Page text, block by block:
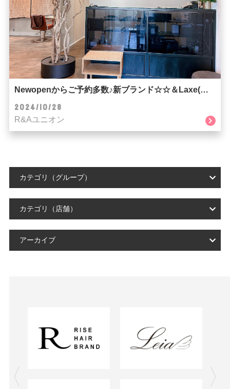
Newopenからご予約多数♪新ブランド☆☆＆Laxe(ラクス)☆☆
2024/10/28
R&Aユニオン
カテゴリ（グループ）
カテゴリ（店舗）
アーカイブ